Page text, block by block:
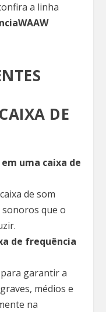
a linha
DE
uma caixa de
de som
que o
de frequência
garantir a
médios e
na